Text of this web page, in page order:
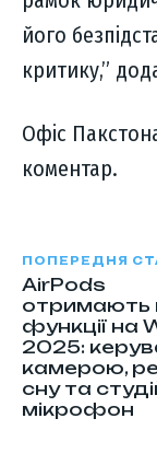
його
критику,”
Офіс
коментар.
ПОПЕРЕДНЯ
AirPods
отримають
функції на
2025:
камерою,
сну та
мікрофон